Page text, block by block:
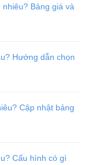
Bảng giá và
Hướng dẫn chọn
Cập nhật bảng
Cấu hình có gì